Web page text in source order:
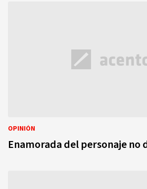
OPINIÓN
Enamorada del personaje no